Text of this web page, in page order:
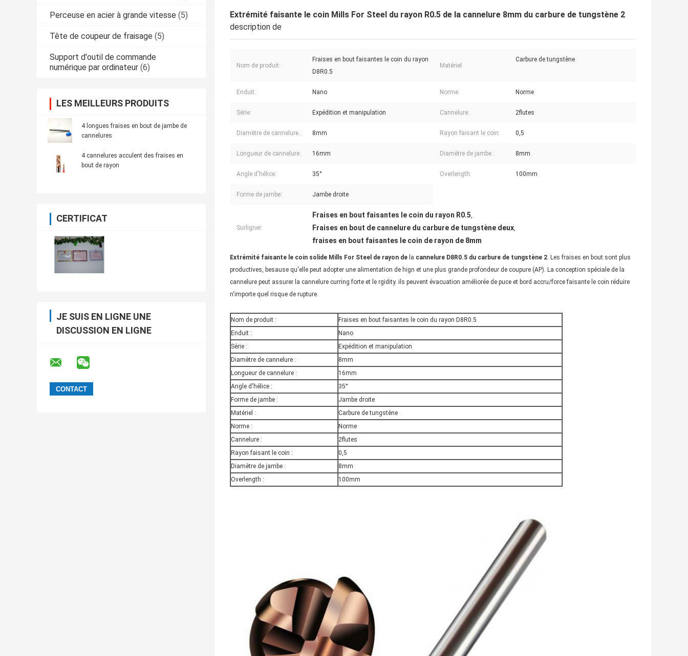
Perceuse en acier à grande vitesse (5)
Tête de coupeur de fraisage (5)
Support d'outil de commande
numérique par ordinateur (6)
LES MEILLEURS PRODUITS
4 longues fraises en bout de jambe de
cannelures
4 cannelures acculent des fraises en
bout de rayon
CERTIFICAT
JE SUIS EN LIGNE UNE
DISCUSSION EN LIGNE
Extrémité faisante le coin Mills For Steel du rayon R0.5 de la cannelure 8mm du carbure de tungstène 2
description de
Nom de produit:
Fraises en bout faisantes le coin du rayon
D8R0.5
Matériel:
Carbure de tungstène
Enduit: Nano Norme: Norme
Série: Expédition et manipulation Cannelure: 2flutes
Diamètre de cannelure.: 8mm Rayon faisant le coin: 0,5
Longueur de cannelure: 16mm Diamètre de jambe.: 8mm
Angle d'hélice: 35° Overlength: 100mm
Forme de jambe: Jambe droite
Surligner:
Fraises en bout faisantes le coin du rayon R0.5,
Fraises en bout de cannelure du carbure de tungstène deux,
fraises en bout faisantes le coin de rayon de 8mm
Extrémité faisante le coin solide Mills For Steel de rayon de la cannelure D8R0.5 du carbure de tungstène 2. Les fraises en bout sont plus
productives, besause qu'elle peut adopter une alimentation de hign et une plus grande profondeur de coupure (AP). La conception spéciale de la
cannelure peut assurer la cannelure curring forte et le rgidity. ils peuvent évacuation améliorée de puce et bord accru/force faisante le coin réduire
n'importe quel risque de rupture.
Nom de produit :
Fraises en bout faisantes le coin du rayon D8R0.5
Enduit :
Nano
Série :
Expédition et manipulation
Diamètre de cannelure :
8mm
Longueur de cannelure :
16mm
Angle d'hélice :
35°
Forme de jambe :
Jambe droite
Matériel :
Carbure de tungstène
Norme :
Norme
Cannelure :
2flutes
Rayon faisant le coin :
0,5
Diamètre de jambe :
8mm
Overlength :
100mm